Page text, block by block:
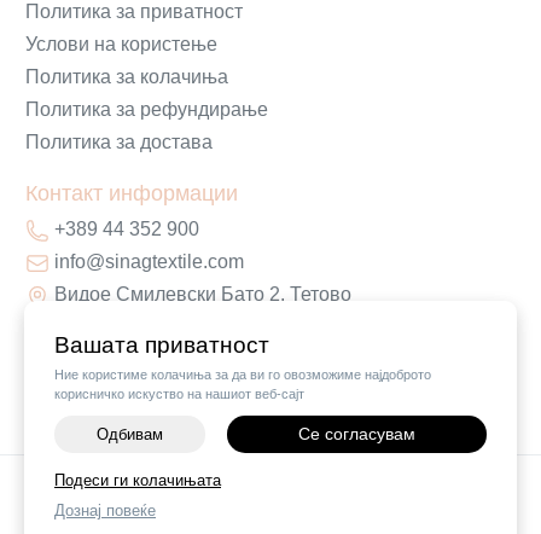
Вашата приватност
Ние користиме колачиња за да ви го овозможиме најдоброто
корисничко искуство на нашиот веб-сајт
Одбивам Се согласувам
Подеси ги колачињата
Дознај повеќе
Политика за приватност
Услови на користење
Политика за колачиња
Политика за рефундирање
Политика за достава
Контакт информации
+389 44 352 900
info@sinagtextile.com
Видое Смилевски Бато 2, Тетово
©2026Vendor x
Поставки за колачиња